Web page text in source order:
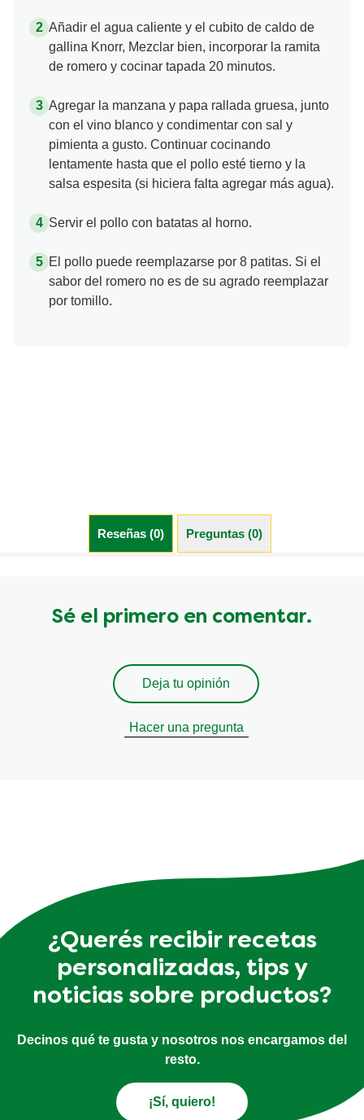
Añadir el agua caliente y el cubito de caldo de
gallina Knorr, Mezclar bien, incorporar la ramita
de romero y cocinar tapada 20 minutos.
Agregar la manzana y papa rallada gruesa, junto
con el vino blanco y condimentar con sal y
pimienta a gusto. Continuar cocinando
lentamente hasta que el pollo esté tierno y la
salsa espesita (si hiciera falta agregar más agua).
Servir el pollo con batatas al horno.
El pollo puede reemplazarse por 8 patitas. Si el
sabor del romero no es de su agrado reemplazar
por tomillo.
Reseñas (0) Preguntas (0)
Sé el primero en comentar.
Deja tu opinión
Hacer una pregunta
¿Querés recibir recetas
personalizadas, tips y
noticias sobre productos?
Decinos qué te gusta y nosotros nos encargamos del
resto.
¡Sí, quiero!